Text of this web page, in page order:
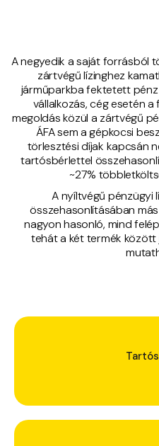
A negyedik a saját forrásból
zártvégű lízinghez
járműparkba fektetett
vállalkozás, cég esetén
megoldás közül a zártvégű
ÁFA sem a gépkocsi
törlesztési díjak kapcsán
tartósbérlettel
~27%
A nyíltvégű pénzügyi
összehasonlításában
nagyon hasonló, mind
tehát a két termék között